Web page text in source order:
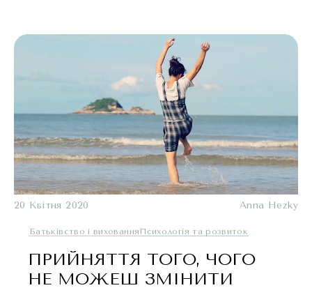
20 Квітня 2020 Anna Hezky
Батьківство і виховання Психологія та розвиток
ПРИЙНЯТТЯ ТОГО, ЧОГО
НЕ МОЖЕШ ЗМІНИТИ